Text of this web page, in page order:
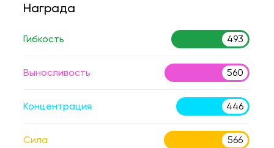
Награда
Гибкость 493
Выносливость 560
Концентрация 446
Сила 566